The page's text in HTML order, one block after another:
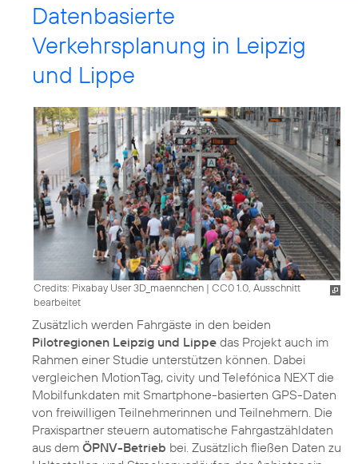
Datenbasierte
Verkehrsplanung in Leipzig
und Lippe
Credits: Pixabay User 3D_maennchen | CC0 1.0, Ausschnitt
bearbeitet
Zusätzlich werden Fahrgäste in den beiden
Pilotregionen Leipzig und Lippe das Projekt auch im
Rahmen einer Studie unterstützen können. Dabei
vergleichen MotionTag, civity und Telefónica NEXT die
Mobilfunkdaten mit Smartphone-basierten GPS-Daten
von freiwilligen Teilnehmerinnen und Teilnehmern. Die
Praxispartner steuern automatische Fahrgastzähldaten
aus dem ÖPNV-Betrieb bei. Zusätzlich fließen Daten zu